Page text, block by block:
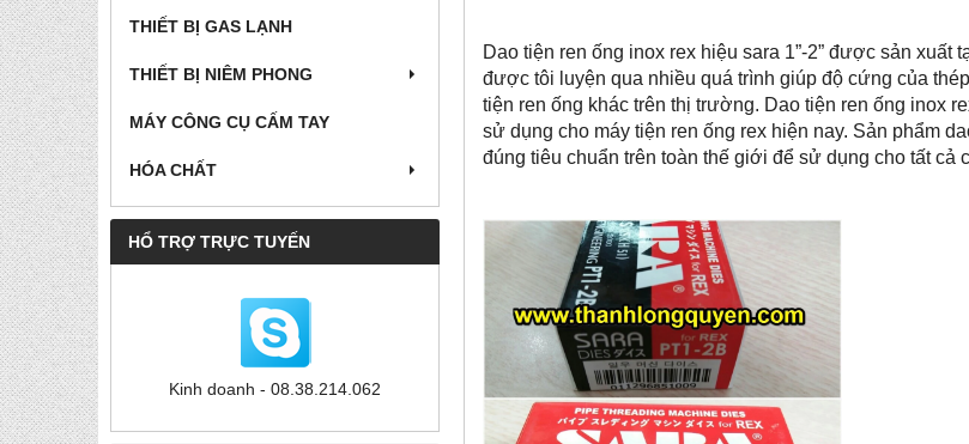
THIẾT BỊ GAS LẠNH
THIẾT BỊ NIÊM PHONG
MÁY CÔNG CỤ CẤM TAY
HÓA CHẤT
HỔ TRỢ TRỰC TUYẾN
Kinh doanh - 08.38.214.062
Dao tiện ren ống inox rex hiệu sara 1”-2” được sản
được tôi luyện qua nhiều quá trình giúp độ cứng của
tiện ren ống khác trên thị trường. Dao tiện ren ống inox
sử dụng cho máy tiện ren ống rex hiện nay. Sản phẩm
đúng tiêu chuẩn trên toàn thế giới để sử dụng cho tất cả